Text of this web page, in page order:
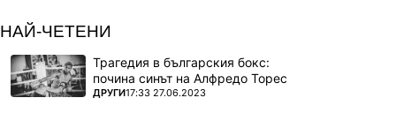
НАЙ-ЧЕТЕНИ
Трагедия в българския бокс:
почина синът на Алфредо Торес
ПОВЕЧЕ ОТ
ДРУГИ17:33 27.06.2023